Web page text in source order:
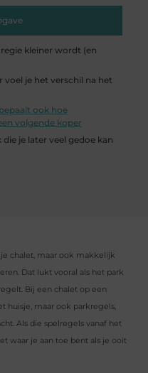
kleiner wordt (en
voel je het verschil na het
ook hoe
volgende koper
je later veel gedoe kan
chalet, maar ook makkelijk
Dat lukt vooral als het park
Bij een chalet op een
huisje, maar ook parkregels,
Als die spelregels vanaf het
waar je aan toe bent als je ooit